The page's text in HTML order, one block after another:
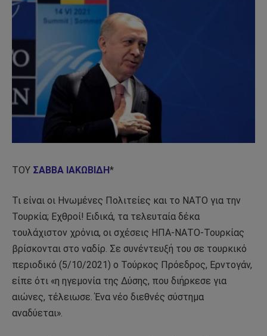
ΤΟΥ ΣΑΒΒΑ ΙΑΚΩΒΙΔΗ*
Τι είναι οι Ηνωμένες Πολιτείες και το ΝΑΤΟ για την
Τουρκία; Εχθροί! Ειδικά, τα τελευταία δέκα
τουλάχιστον χρόνια, οι σχέσεις ΗΠΑ-ΝΑΤΟ-Τουρκίας
βρίσκονται στο ναδίρ. Σε συνέντευξή του σε τουρκικό
περιοδικό (5/10/2021) ο Τούρκος Πρόεδρος, Ερντογάν,
είπε ότι «η ηγεμονία της Δύσης, που διήρκεσε για
αιώνες, τέλειωσε. Ένα νέο διεθνές σύστημα
αναδύεται».